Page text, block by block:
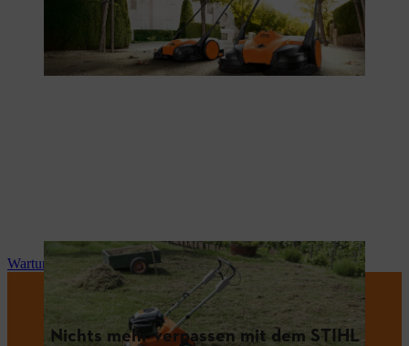
Wartung und Reparatur
Nichts mehr verpassen mit dem STIHL